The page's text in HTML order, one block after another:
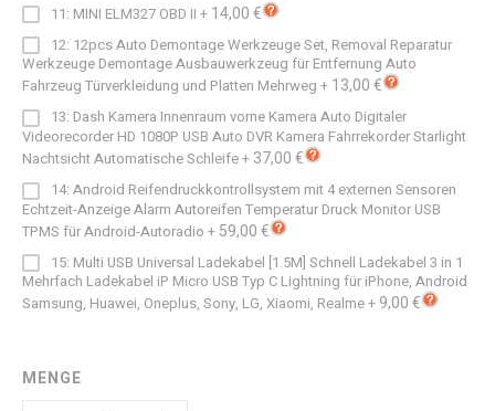
11: MINI ELM327 OBD II + 14,00 €
12: 12pcs Auto Demontage Werkzeuge Set, Removal Reparatur
Werkzeuge Demontage Ausbauwerkzeug für Entfernung Auto
Fahrzeug Türverkleidung und Platten Mehrweg + 13,00 €
13: Dash Kamera Innenraum vorne Kamera Auto Digitaler
Videorecorder HD 1080P USB Auto DVR Kamera Fahrrekorder Starlight
Nachtsicht Automatische Schleife+ 37,00 €
14: Android Reifendruckkontrollsystem mit 4 externen Sensoren
Echtzeit-Anzeige Alarm Autoreifen Temperatur Druck Monitor USB
TPMS für Android-Autoradio + 59,00 €
15: Multi USB Universal Ladekabel [1.5M] Schnell Ladekabel 3 in 1
Mehrfach Ladekabel iP Micro USB Typ C Lightning für iPhone, Android
Samsung, Huawei, Oneplus, Sony, LG, Xiaomi, Realme+ 9,00 €
MENGE